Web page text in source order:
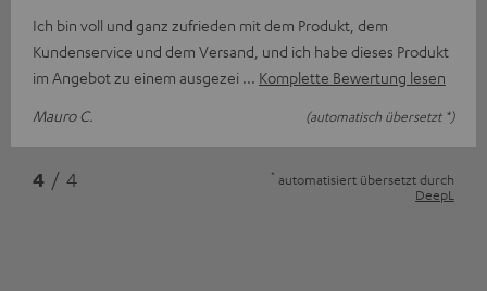
Ich bin voll und ganz zufrieden mit dem Produkt, dem
Kundenservice und dem Versand, und ich habe dieses Produkt
im Angebot zu einem ausgezei
Komplette Bewertung lesen
Mauro C.
(automatisch übersetzt *)
4 / 4 * automatisiert übersetzt durch
DeepL